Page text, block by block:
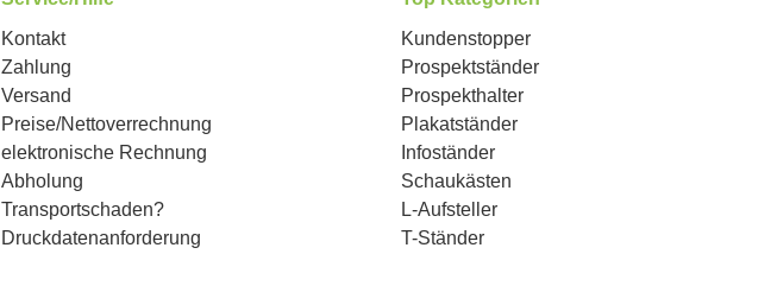
Kontakt
Zahlung
Versand
Preise/Nettoverrechnung
elektronische Rechnung
Abholung
Transportschaden?
Druckdatenanforderung
Kundenstopper
Prospektständer
Prospekthalter
Plakatständer
Infoständer
Schaukästen
L-Aufsteller
T-Ständer